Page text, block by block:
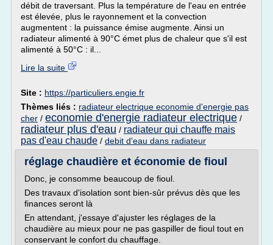
débit de traversant. Plus la température de l'eau en entrée
est élevée, plus le rayonnement et la convection
augmentent : la puissance émise augmente. Ainsi un
radiateur alimenté à 90°C émet plus de chaleur que s'il est
alimenté à 50°C : il...
Lire la suite
Site : https://particuliers.engie.fr
Thèmes liés : radiateur electrique economie d'energie pas
cher / economie d'energie radiateur electrique /
radiateur plus d'eau / radiateur qui chauffe mais
pas d'eau chaude / debit d'eau dans radiateur
réglage chaudière et économie de fioul
Donc, je consomme beaucoup de fioul.
Des travaux d'isolation sont bien-sûr prévus dès que les
finances seront là
En attendant, j'essaye d'ajuster les réglages de la
chaudière au mieux pour ne pas gaspiller de fioul tout en
conservant le confort du chauffage.